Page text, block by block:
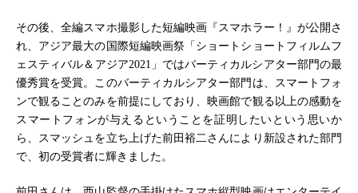
その後、全編スマホ撮影した短編映画『スマホラー！』が公開さ
れ、アジア最大の国際短編映画祭「ショートショートフィルムフ
ェスティバル＆アジア2021」ではバーティカルシアター部門の最
優秀賞を受賞。このバーティカルシアター部門は、スマートフォ
ンで観ることのみを前提にしており、映画館で観る以上の感動を
スマートフォンが与えるということを証明したいという思いか
ら、スマッシュを立ち上げた前田裕二さんにより新設された部門
で、初の受賞者に輝きました。